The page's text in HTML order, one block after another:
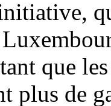
que
plus de